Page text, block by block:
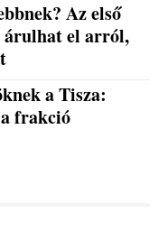
Az első
árulhat el arról,
a Tisza:
frakció